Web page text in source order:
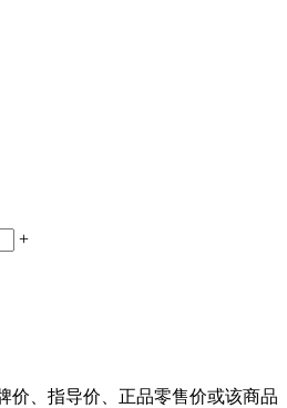
+
价、指导价、正品零售价或该商品